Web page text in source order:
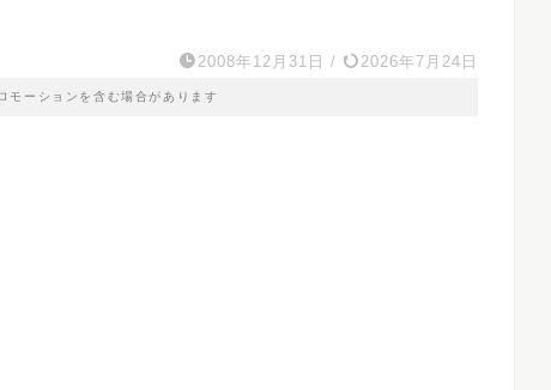
2008年12月31日 / 2026年7月24日
モーションを含む場合があります